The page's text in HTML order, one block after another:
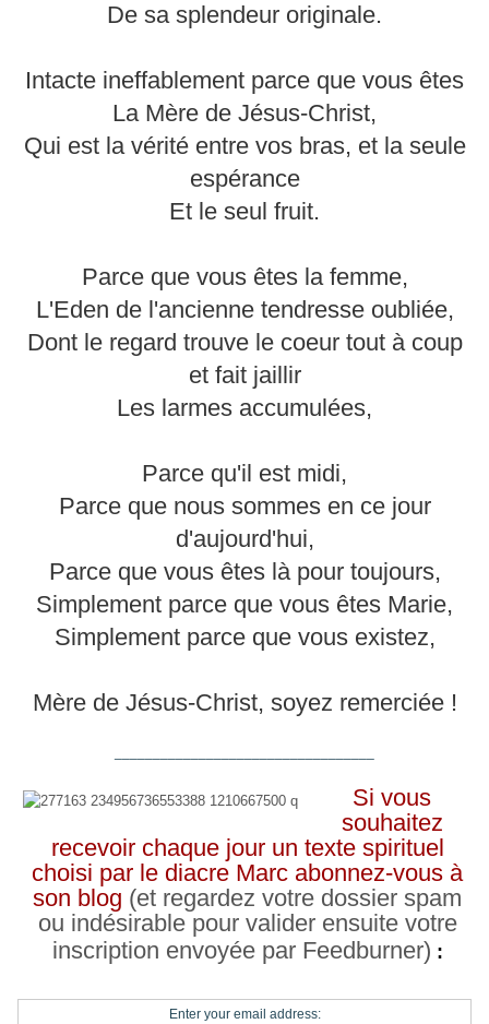
De sa splendeur originale.
Intacte ineffablement parce que vous êtes
La Mère de Jésus-Christ,
Qui est la vérité entre vos bras, et la seule
espérance
Et le seul fruit.
Parce que vous êtes la femme,
L'Eden de l'ancienne tendresse oubliée,
Dont le regard trouve le coeur tout à coup
et fait jaillir
Les larmes accumulées,
Parce qu'il est midi,
Parce que nous sommes en ce jour
d'aujourd'hui,
Parce que vous êtes là pour toujours,
Simplement parce que vous êtes Marie,
Simplement parce que vous existez,
Mère de Jésus-Christ, soyez remerciée !
Si vous
souhaitez
recevoir chaque jour un texte spirituel
choisi par le diacre Marc abonnez-vous à
son blog (et regardez votre dossier spam
ou indésirable pour valider ensuite votre
inscription envoyée par Feedburner) :
Enter your email address: